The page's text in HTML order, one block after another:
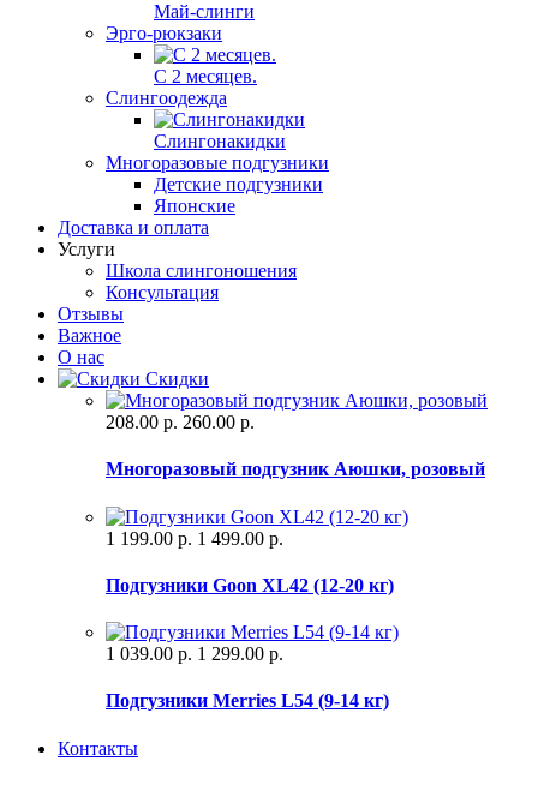
Май-слинги
Эрго-рюкзаки
С 2 месяцев.
Слингоодежда
Слингонакидки
Многоразовые подгузники
Детские подгузники
Японские
Доставка и оплата
Услуги
Школа слингоношения
Консультация
Отзывы
Важное
О нас
Скидки
208.00 р. 260.00 р.
Многоразовый подгузник Аюшки, розовый
1 199.00 р. 1 499.00 р.
Подгузники Goon XL42 (12-20 кг)
1 039.00 р. 1 299.00 р.
Подгузники Merries L54 (9-14 кг)
Контакты